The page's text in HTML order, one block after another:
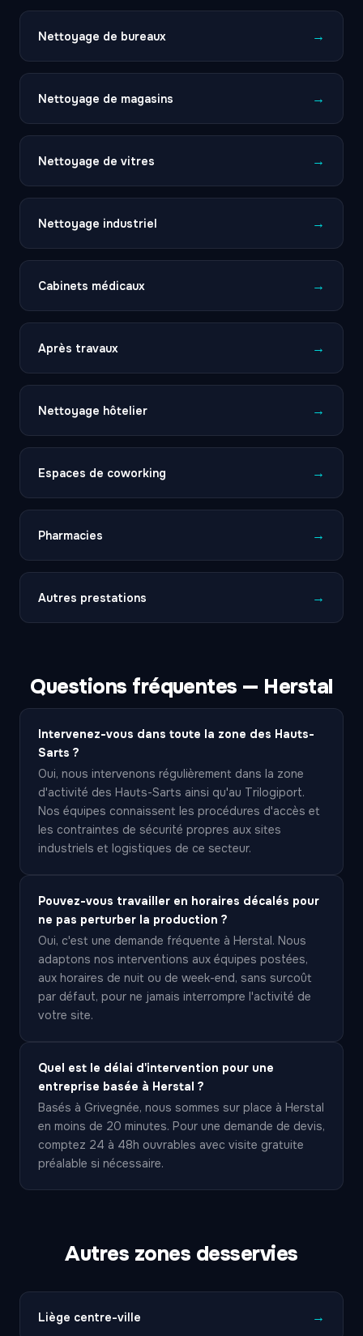
Nettoyage de bureaux →
Nettoyage de magasins →
Nettoyage de vitres →
Nettoyage industriel →
Cabinets médicaux →
Après travaux →
Nettoyage hôtelier →
Espaces de coworking →
Pharmacies →
Autres prestations →
Questions fréquentes — Herstal
Intervenez-vous dans toute la zone des Hauts-
Sarts ?
Oui, nous intervenons régulièrement dans la zone
d'activité des Hauts-Sarts ainsi qu'au Trilogiport.
Nos équipes connaissent les procédures d'accès et
les contraintes de sécurité propres aux sites
industriels et logistiques de ce secteur.
Pouvez-vous travailler en horaires décalés pour
ne pas perturber la production ?
Oui, c'est une demande fréquente à Herstal. Nous
adaptons nos interventions aux équipes postées,
aux horaires de nuit ou de week-end, sans surcoût
par défaut, pour ne jamais interrompre l'activité de
votre site.
Quel est le délai d'intervention pour une
entreprise basée à Herstal ?
Basés à Grivegnée, nous sommes sur place à Herstal
en moins de 20 minutes. Pour une demande de devis,
comptez 24 à 48h ouvrables avec visite gratuite
préalable si nécessaire.
Autres zones desservies
Liège centre-ville →